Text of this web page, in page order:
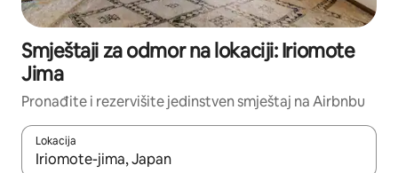
Smještaji za odmor na lokaciji: Iriomote
Jima
Pronađite i rezervišite jedinstven smještaj na Airbnbu
Lokacija
Kad rezultati budu dostupni, krećite se gore i dolje pomoću